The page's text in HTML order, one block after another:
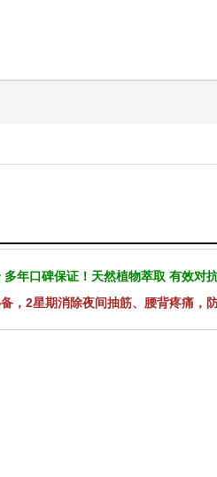
多年口碑保证！天然植物萃取 有效对
，2星期消除夜间抽筋、腰背疼痛，